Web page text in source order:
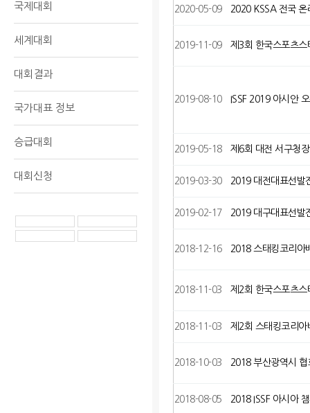
국제대회
세계대회
대회결과
국가대표 정보
승급대회
대회신청
2020-05-09 2020 KSSA 전국
2019-11-09 제3회 한국스포츠
2019-08-10 ISSF 2019 아시안
2019-05-18 제6회 대전 서구청
2019-03-30 2019 대전대표선발
2019-02-17 2019 대구대표선발
2018-12-16 2018 스태킹코리아
2018-11-03 제2회 한국스포츠
2018-11-03 제2회 스태킹코리
2018-10-03 2018 부산광역시
2018-08-05 2018 ISSF 아시아